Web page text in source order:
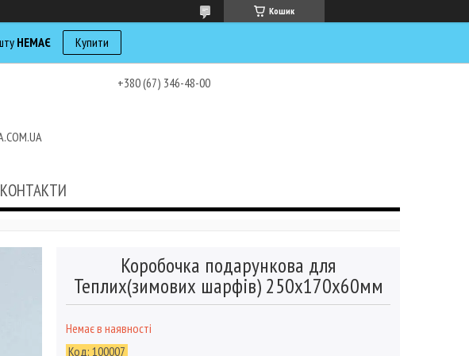
Кошик
НЕМАЄ Купити
+380 (67) 346-48-00
КОНТАКТИ
Коробочка подарункова для
Теплих(зимових шарфів) 250х170х60мм
Немає в наявності
Код: 100007